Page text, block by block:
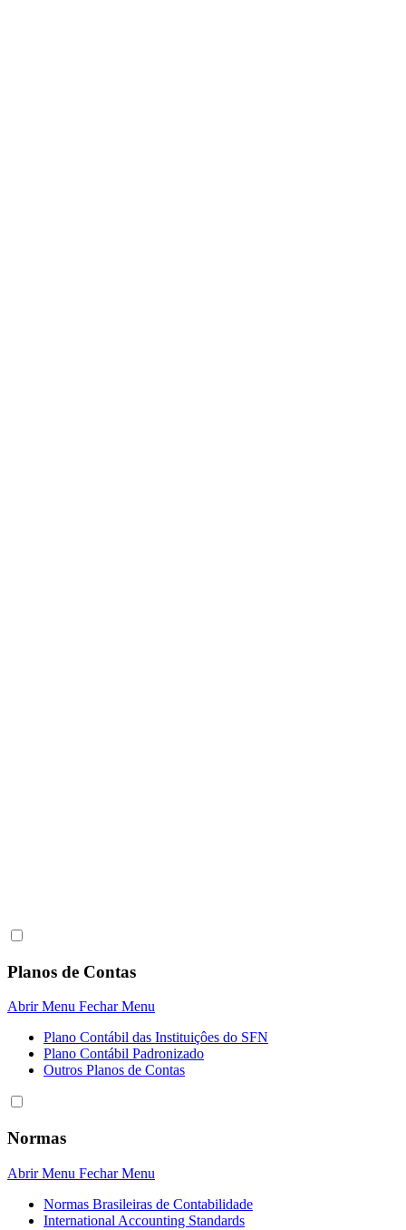
Planos de Contas
Abrir Menu Fechar Menu
Plano Contábil das Instituiçôes do SFN
Plano Contábil Padronizado
Outros Planos de Contas
Normas
Abrir Menu Fechar Menu
Normas Brasileiras de Contabilidade
International Accounting Standards